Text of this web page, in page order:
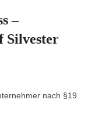
–
Silvester
nach §19